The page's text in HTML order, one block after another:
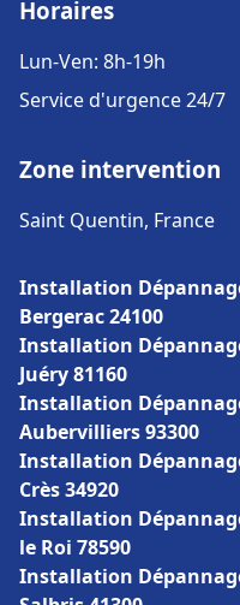
Horaires
Lun-Ven: 8h-19h
Service d'urgence 24/7
Zone intervention
Saint Quentin, France
Installation
Bergerac 24100
Installation
Juéry 81160
Installation
Aubervilliers 93300
Installation
Crès 34920
Installation
le Roi 78590
Installation